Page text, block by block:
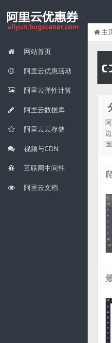
网站首页
阿里云优惠活动
阿里云弹性计算
阿里云数据库
阿里云云存储
视频与CDN
互联网中间件
阿里云文档
主